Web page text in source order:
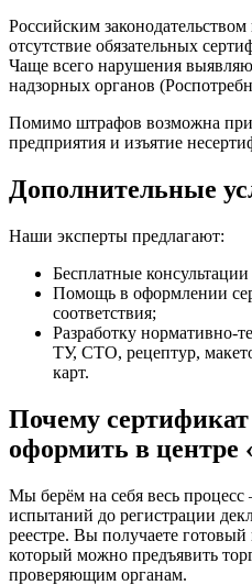
Российским
отсутствие обязательных
Чаще всего нарушения
надзорных органов
Помимо штрафов возможна
предприятия и изъятие
Дополнительные
Наши эксперты предлагают:
Бесплатные
Помощь в оформлении
соответствия;
Разработку нормативно-
ТУ, СТО, рецептур,
карт.
Почему сертификат
оформить в центре
Мы берём на себя весь
испытаний до регистрации
реестре. Вы получаете
который можно предъявить
проверяющим органам.